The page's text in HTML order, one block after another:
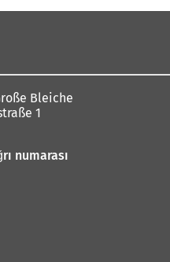
Bleiche
1
numarası